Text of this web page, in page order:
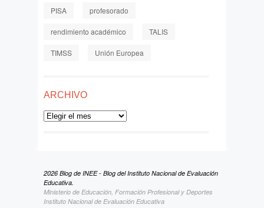
PISA profesorado
rendimiento académico TALIS
TIMSS Unión Europea
ARCHIVO
Archivo
2026 Blog de INEE - Blog del Instituto Nacional de Evaluación
Educativa.
Ministerio de Educación, Formación Profesional y Deportes
Instituto Nacional de Evaluación Educativa